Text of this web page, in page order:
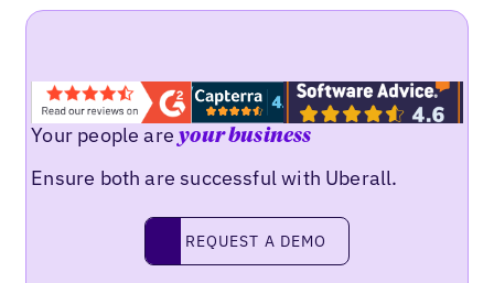
Your people areyour business
Ensure both are successful with Uberall.
request a demo
REQUEST A DEMO